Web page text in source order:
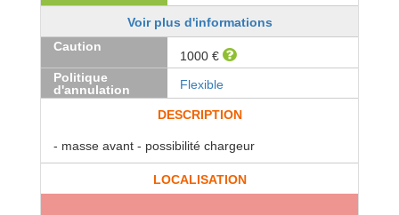
Voir plus d'informations
Caution
1000 €
Politique
d'annulation
Flexible
DESCRIPTION
- masse avant - possibilité chargeur
LOCALISATION